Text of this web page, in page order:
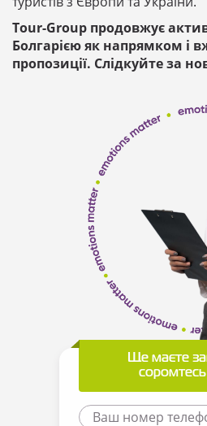
Tour-Group продовжує
Болгарією як напрямком і
пропозиції. Слідкуйте за
Ще маєте
соромтесь